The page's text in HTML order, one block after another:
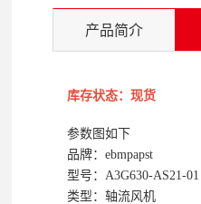
产品简介
库存状态：现货
参数图如下
品牌： ebmpapst
型号：A3G630-AS21-01
类型：轴流风机